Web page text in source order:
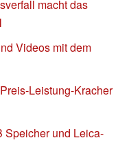
macht das
Videos mit dem
Leistung-Kracher
Speicher und Leica-